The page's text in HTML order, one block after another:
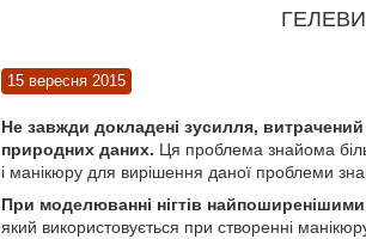
15 вересня 2015
Не завжди докладені зусилля,
природних даних. Ця проблема знайома
і манікюру для вирішення даної проблеми
При моделюванні нігтів
який використовується при створенні